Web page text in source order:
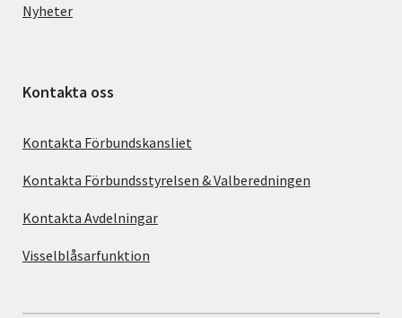
Nyheter
Kontakta oss
Kontakta Förbundskansliet
Kontakta Förbundsstyrelsen & Valberedningen
Kontakta Avdelningar
Visselblåsarfunktion